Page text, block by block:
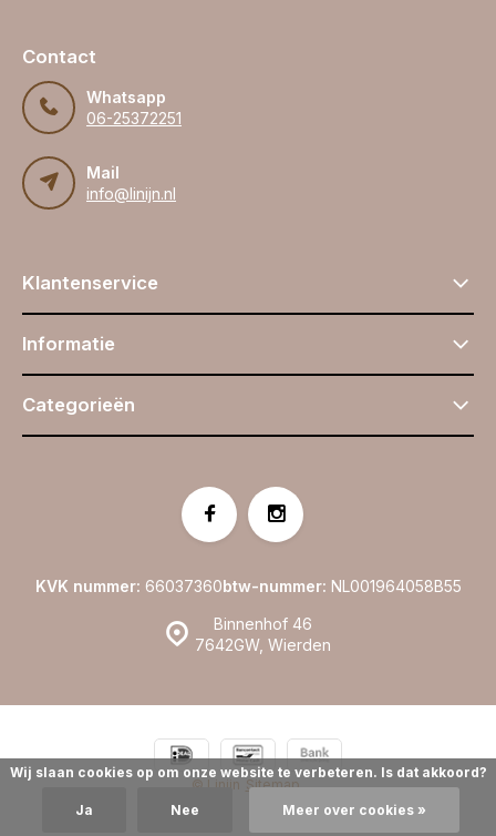
Contact
Whatsapp
06-25372251
Mail
info@linijn.nl
Klantenservice
Informatie
Categorieën
Binnenhof 46
7642GW, Wierden
KVK nummer: 66037360btw-nummer: NL001964058B55
© Linijn Sitemap
Wij slaan cookies op om onze website te verbeteren. Is dat akkoord?
Ja Nee Meer over cookies »